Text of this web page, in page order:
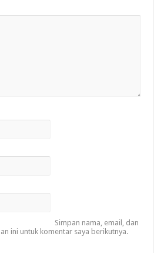
Simpan nama, email, dan
ini untuk komentar saya berikutnya.